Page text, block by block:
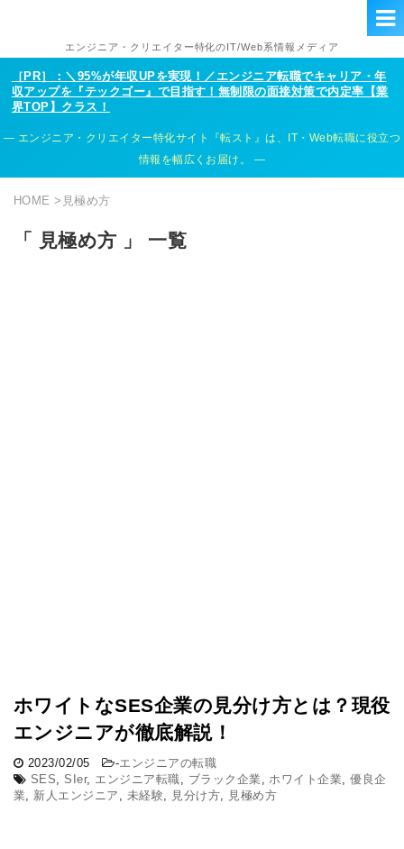
エンジニア・クリエイター特化のIT/Web系情報メディア
［PR］：＼95%が年収UPを実現！／エンジニア転職でキャリア・年
収アップを『テックゴー』で目指す！無制限の面接対策で内定率【業
界TOP】クラス！
エンジニア・クリエイター特化サイト『転スト』は、IT・Web転職に役立つ
情報を幅広くお届け。
HOME > 見極め方
「 見極め方 」 一覧
ホワイトなSES企業の見分け方とは？現役
エンジニアが徹底解説！
2023/02/05 -エンジニアの転職
SES,SIer, エンジニア転職, ブラック企業 ,ホワイト企業,優良企
業, 新人エンジニア , 未経験, 見分け方, 見極め方